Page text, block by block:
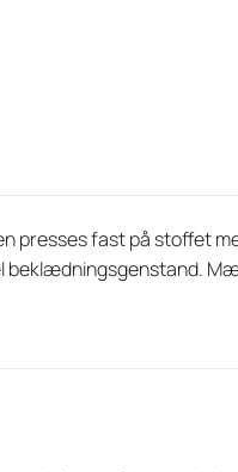
presses fast på stoffet
beklædningsgenstand.